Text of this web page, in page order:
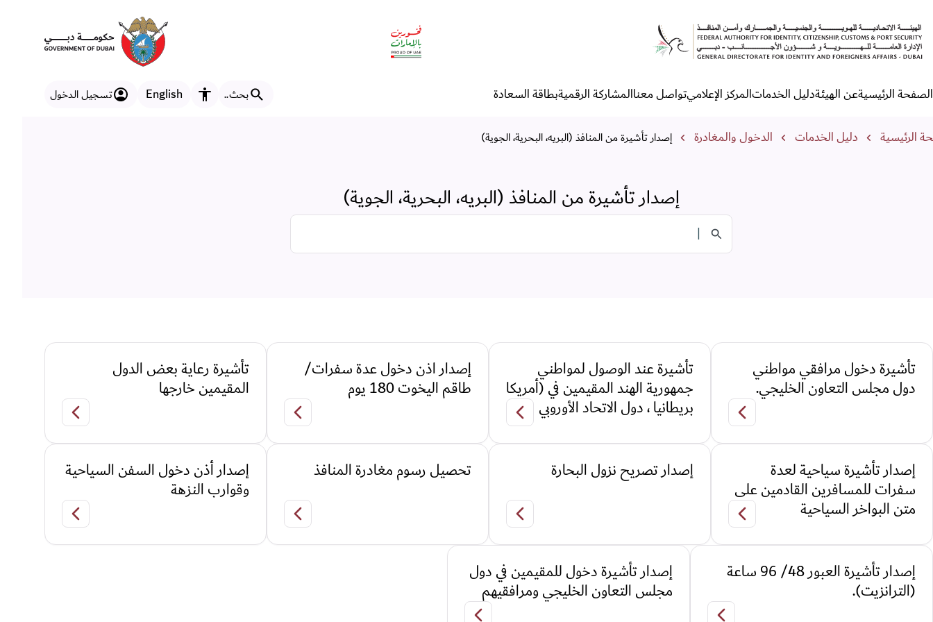
إصدار تأشيرة من المنافذ (البريه، البحرية، الجوية)
القائمة الرئيسية
الصفحة الرئيسيةعن الهيئةدليل الخدماتالمركز الإعلاميتواصل معناالمشاركة الرقميةبطاقة السعادة بحث.. مزايا إمكانية الوصول
English تسجيل الدخول
مسار التنقل
الرئيسية دليل الخدمات الدخول والمغادرة إصدار تأشيرة من المنافذ (البريه، البحرية، الجوية)
إصدار تأشيرة من المنافذ (البريه، البحرية، الجوية)
تأشيرة دخول مرافقي مواطني
دول مجلس التعاون الخليجي.
تأشيرة دخول مرافقي مواطني دول مجلس التعاون الخليجي.
تأشيرة عند الوصول لمواطني
جمهورية الهند المقيمين في (أمريكا
بريطانيا ، دول الاتحاد الأوروبي
تأشيرة عند الوصول لمواطني جمهورية الهند المقيمين في (أمريكا بريطانيا ، دول الاتحاد الأوروبي
إصدار اذن دخول عدة سفرات/
طاقم اليخوت 180 يوم
إصدار اذن دخول عدة سفرات/طاقم اليخوت 180 يوم
تأشيرة رعاية بعض الدول
المقيمين خارجها
تأشيرة رعاية بعض
إصدار تأشيرة سياحية لعدة
سفرات للمسافرين القادمين على
متن البواخر السياحية
إصدار تأشيرة سياحية لعدة سفرات للمسافرين القادمين على متن البواخر السياحية
إصدار تصريح نزول البحارة
إصدار تصريح نزول البحارة
تحصيل رسوم مغادرة المنافذ
تحصيل رسوم مغادرة المنافذ
إصدار أذن دخول السفن السياحية
وقوارب النزهة
إصدار أذن دخول
إصدار تأشيرة العبور 48/ 96 ساعة
(الترانزيت).
إصدار تأشيرة دخول للمقيمين في دول
مجلس التعاون الخليجي ومرافقيهم